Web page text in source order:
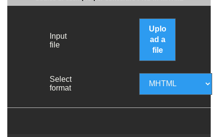
Input
file
Uplo
ad a
file
Select
format